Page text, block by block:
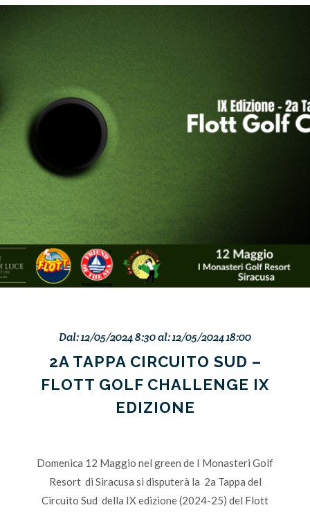
Dal: 12/05/2024 8:30 al: 12/05/2024 18:00
2A TAPPA CIRCUITO SUD –
FLOTT GOLF CHALLENGE IX
EDIZIONE
Domenica 12 Maggio nel green de I Monasteri Golf
Resort di Siracusa si disputerà la 2a Tappa del
Circuito Sud della IX edizione (2024-25) del Flott